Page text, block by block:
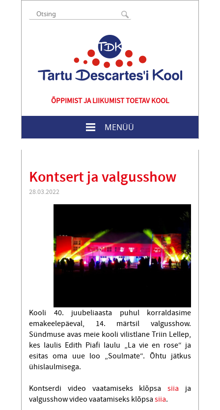
ÕPPIMIST JA LIIKUMIST TOETAV KOOL
MENÜÜ
Kontsert ja valgusshow
28.03.2022
Kooli 40. juubeliaasta puhul korraldasime
emakeelepäeval, 14. märtsil valgusshow.
Sündmuse avas meie kooli vilistlane Triin Lellep,
kes laulis Edith Piafi laulu „La vie en rose“ ja
esitas oma uue loo „Soulmate“. Õhtu jätkus
ühislaulmisega.
Kontserdi video vaatamiseks klõpsa siia ja
valgusshow video vaatamiseks klõpsa siia.